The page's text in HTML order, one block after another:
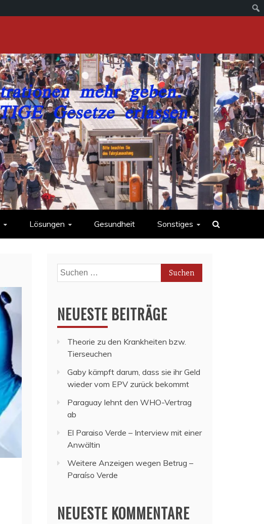
Lösungen Gesundheit Sonstiges
Suchen
nach:
NEUESTE BEITRÄGE
Theorie zu den Krankheiten bzw.
Tierseuchen
Gaby kämpft darum, dass sie ihr Geld
wieder vom EPV zurück bekommt
Paraguay lehnt den WHO-Vertrag
ab
El Paraiso Verde – Interview mit einer
Anwältin
Weitere Anzeigen wegen Betrug –
Paraíso Verde
NEUESTE KOMMENTARE